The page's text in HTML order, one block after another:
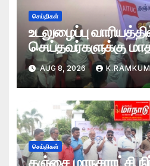
செய்திகள்
உடலுழைப்பு
செய்தவர்களுக்கு
AUG 8, 2026
செய்திகள்
தஞ்சை மாநகராட்சி